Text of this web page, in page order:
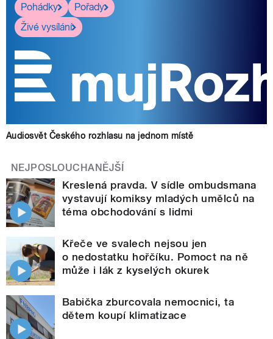
Pohádky
Pořady
Živé vysílání
Audiosvět Českého rozhlasu na jednom místě
NEJPOSLOUCHANĚJŠÍ
Kreslená pravda. V sídle ombudsmana
vystavují komiksy mladých umělců na
téma obchodování s lidmi
Křeče ve svalech nejsou jen
o nedostatku hořčíku. Pomoct na ně
může i lák z kyselých okurek
Babička zburcovala nemocnici, ta
dětem koupí klimatizace